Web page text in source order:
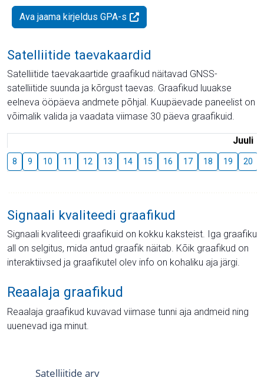
Ava jaama kirjeldus GPA-s
Satelliitide taevakaardid
Satelliitide taevakaartide graafikud näitavad GNSS-
satelliitide suunda ja kõrgust taevas. Graafikud luuakse
eelneva ööpäeva andmete põhjal. Kuupäevade paneelist on
võimalik valida ja vaadata viimase 30 päeva graafikuid.
Juuli
8 9 10 11 12 13 14 15 16 17 18 19 20
Signaali kvaliteedi graafikud
Signaali kvaliteedi graafikuid on kokku kaksteist. Iga graafiku
all on selgitus, mida antud graafik näitab. Kõik graafikud on
interaktiivsed ja graafikutel olev info on kohaliku aja järgi.
Reaalaja graafikud
Reaalaja graafikud kuvavad viimase tunni aja andmeid ning
uuenevad iga minut.